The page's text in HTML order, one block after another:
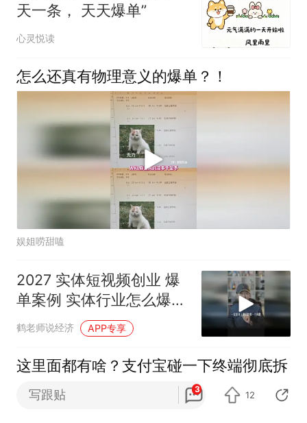
天一条， 天天爆单”
心灵悦读
怎么还真有物理意义的爆单？！
娱姐唠甜嗑
2027 实体短视频创业 爆
单案例 实体行业怎么爆单
赚钱的最高境界是气死同
鹤老师说经济 APP专享
这里面都有啥？支付宝碰一下终端彻底拆
开
写跟贴 3
12